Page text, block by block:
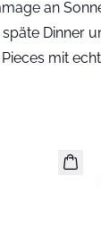
an
Dinner
mit